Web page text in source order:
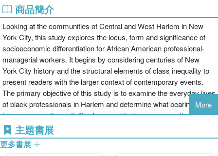
商品簡介
Looking at the communities of Central and West Harlem in New
York City, this study explores the locus, form and significance of
socioeconomic differentiation for African American professional-
managerial workers. It begins by considering centuries of New
York City history and the structural elements of class inequality to
present readers with the larger context of contemporary events.
The primary objective of this study is to examine the everyday lives
of black professionals in Harlem and determine what bearing
income-generating activities have on ideology, consumption
patterns and lifestyle, among other factors.
More
主題書展
更多書展